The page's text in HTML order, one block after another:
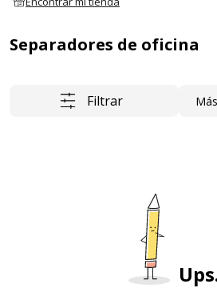
Separadores de oficina
Filtrar